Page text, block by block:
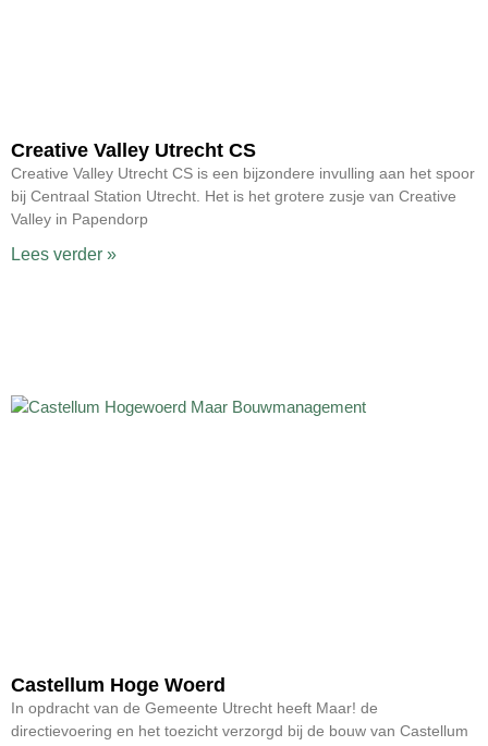
Creative Valley Utrecht CS
Creative Valley Utrecht CS is een bijzondere invulling aan het spoor
bij Centraal Station Utrecht. Het is het grotere zusje van Creative
Valley in Papendorp
Lees verder »
Castellum Hoge Woerd
In opdracht van de Gemeente Utrecht heeft Maar! de
directievoering en het toezicht verzorgd bij de bouw van Castellum